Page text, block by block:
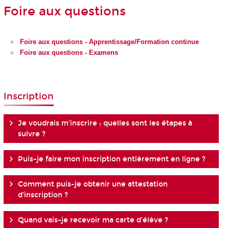
Foire aux questions
Foire aux questions - Apprentissage/Formation continue
Foire aux questions - Examens
Inscription
Je voudrais m’inscrire : quelles sont les étapes à
suivre ?
Puis-je faire mon inscription entièrement en ligne ?
Comment puis-je obtenir une attestation
d’inscription ?
Quand vais-je recevoir ma carte d’élève ?